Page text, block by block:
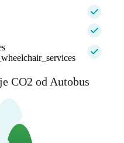
CO2 od Autobus